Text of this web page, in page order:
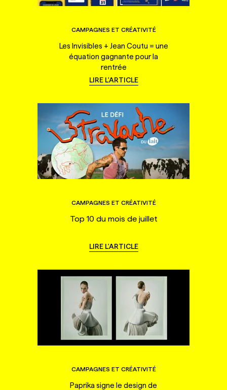
CAMPAGNES ET CRÉATIVITÉ
Les Invisibles + Jean Coutu = une
équation gagnante pour la
rentrée
LIRE L'ARTICLE
CAMPAGNES ET CRÉATIVITÉ
Top 10 du mois de juillet
LIRE L'ARTICLE
CAMPAGNES ET CRÉATIVITÉ
Paprika signe le design de